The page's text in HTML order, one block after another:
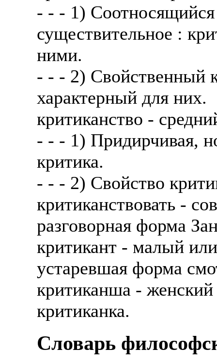
- - - 1)
существительное :
ними.
- - - 2) Свойственный
характерный для них.
критиканство -
- - - 1) Придирчивая,
критика.
- - - 2) Свойство
критиканствовать -
разговорная форма
критикант - малый
устаревшая форма
критиканша -
критиканка.
Cловарь